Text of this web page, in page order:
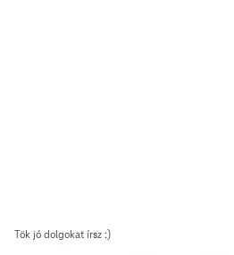
Tök jó dolgokat írsz :)